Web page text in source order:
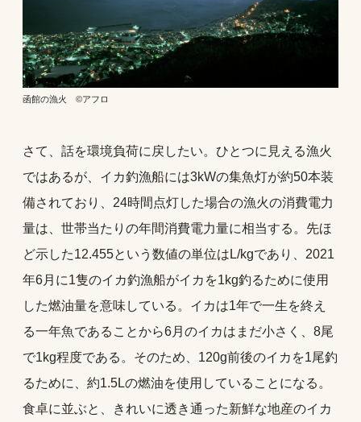
函館の漁火 ©アフロ
さて、話を環境負荷に戻したい。ひとつに見える漁火
ではあるが、イカ釣漁船には3kWの集魚灯が約50本装
備されており、24時間点灯した場合の漁火の消費電力
量は、世帯当たりの年間消費電力量に相当する。先ほ
ど示した12.455という数値の単位はL/kgであり、2021
年6月に1隻のイカ釣漁船がイカを1kg釣るために使用
した燃油量を意味している。イカは1年で一生を終え
る一年魚であることから6月のイカはまだ小さく、8尾
で1kg程度である。そのため、120g前後のイカを1尾釣
るために、約1.5Lの燃油を使用していることになる。
食卓に並ぶと、きれいに透き通った新鮮な地産のイカ